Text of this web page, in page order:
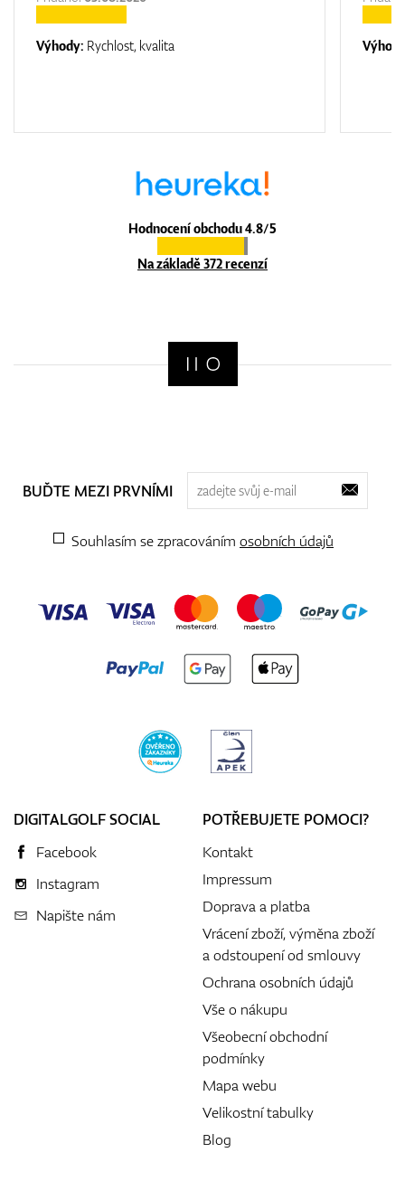
Hodnocení obchodu 4.8/5
Na základě 372 recenzí
Výhody: Rychlost, kvalita
BUĎTE MEZI PRVNÍMI
Souhlasím se zpracováním osobních údajů
DIGITALGOLF SOCIAL
Facebook
Instagram
Napište nám
POTŘEBUJETE POMOCI?
Kontakt
Impressum
Doprava a platba
Vrácení zboží, výměna zboží
a odstoupení od smlouvy
Ochrana osobních údajů
Vše o nákupu
Všeobecní obchodní
podmínky
Mapa webu
Velikostní tabulky
Blog